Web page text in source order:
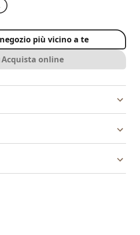
più vicino a te
Acquista online